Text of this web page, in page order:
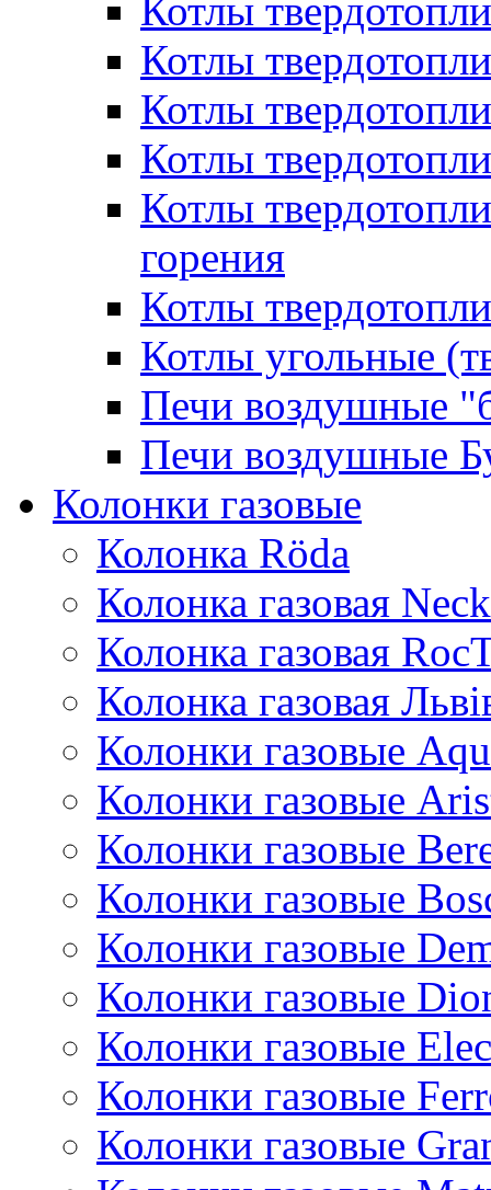
Котлы
Котлы
Котлы
Котлы
Котлы
горения
Котлы
Котлы угольные
Печи воздушные
Печи воздушные
Колонки газовые
Колонка Rӧda
Колонка газовая
Колонка газовая
Колонка газовая
Колонки газовые
Колонки газовые
Колонки газовые
Колонки газовые
Колонки газовые
Колонки газовые
Колонки газовые
Колонки газовые
Колонки газовые